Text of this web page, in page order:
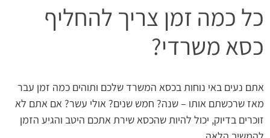
כל כמה זמן צריך להחליף
כסא משרדי?
אתם נעים באי נוחות בכסא המשרד שלכם ותוהים כמה זמן עבר
מאז שרכשתם אותו – שנה? חמש שנים? אולי עשר? אם אתם לא
זוכרים בדיוק, יכול להיות שהכסא שירת אתכם היטב והגיע הזמן